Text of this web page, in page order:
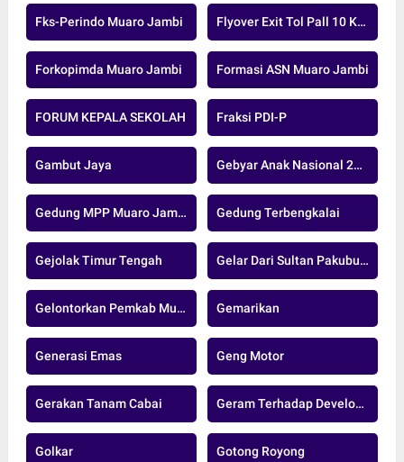
Fks-Perindo Muaro Jambi Flyover Exit Tol Pall 10 Kota Jambi
Forkopimda Muaro Jambi Formasi ASN Muaro Jambi
FORUM KEPALA SEKOLAH Fraksi PDI-P
Gambut Jaya Gebyar Anak Nasional 2024
Gedung MPP Muaro Jambi Gedung Terbengkalai
Gejolak Timur Tengah Gelar Dari Sultan Pakubuwono XIII
Gelontorkan Pemkab Muaro Jambi Gemarikan
Generasi Emas Geng Motor
Gerakan Tanam Cabai Geram Terhadap Developer Nakal
Golkar Gotong Royong